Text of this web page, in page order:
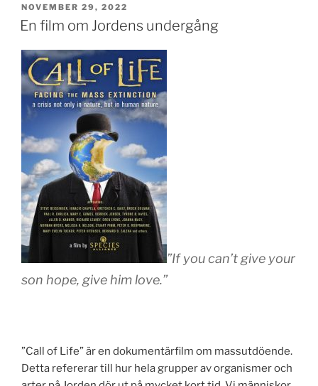
PUBLICERAT
NOVEMBER 29, 2022
En film om Jordens undergång
”If you can’t give your
son hope, give him love.”
”Call of Life” är en dokumentärfilm om massutdöende.
Detta refererar till hur hela grupper av organismer och